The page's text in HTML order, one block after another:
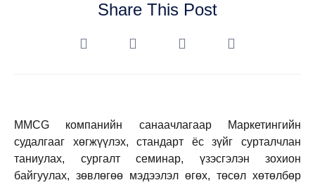
Share This Post
MMCG компанийн санаачлагаар Маркетингийн
судалгааг хөгжүүлэх, стандарт ёс зүйг сурталчлан
таниулах, сургалт семинар, үзэсгэлэн зохион
байгуулах, зөвлөгөө мэдээлэл өгөх, төсөл хөтөлбөр